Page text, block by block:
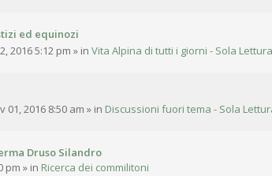
ed equinozi
2016 5:12 pm » in Vita Alpina di tutti i giorni - Sola Lettura
01, 2016 8:50 am » in Discussioni fuori tema - Sola
Druso Silandro
pm » in Ricerca dei commilitoni